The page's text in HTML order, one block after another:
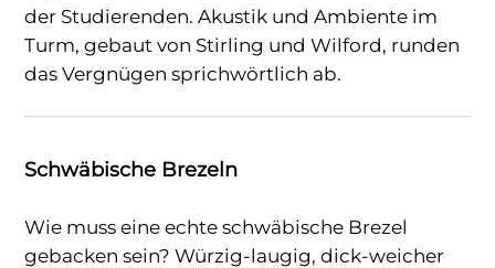
der Studierenden. Akustik und Ambiente im
Turm, gebaut von Stirling und Wilford, runden
das Vergnügen sprichwörtlich ab.
Schwäbische Brezeln
Wie muss eine echte schwäbische Brezel
gebacken sein? Würzig-laugig, dick-weicher